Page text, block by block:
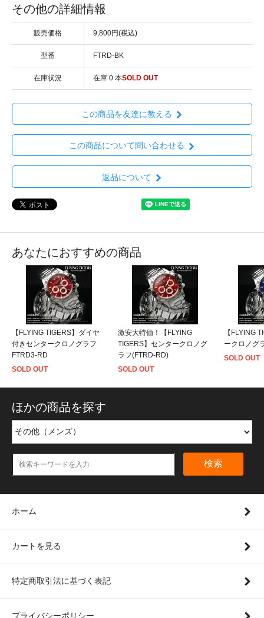
その他の詳細情報
販売価格 9,800円(税込)
型番 FTRD-BK
在庫状況 在庫 0 本SOLD OUT
この商品を友達に教える
この商品について問い合わせる
返品について
あなたにおすすめの商品
【FLYING TIGERS】ダイヤ
付きセンタークロノグラフ
FTRD3-RD
SOLD OUT
激安大特価！【FLYING
TIGERS】センタークロノグ
ラフ(FTRD-RD)
SOLD OUT
【FLYING
ークロノグ
SOLD OUT
ほかの商品を探す
検索
ホーム
カートを見る
特定商取引法に基づく表記
プライバシーポリシー